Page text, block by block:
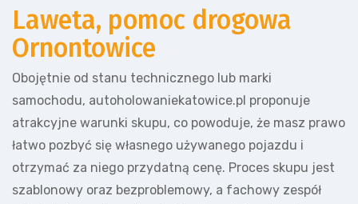
Laweta, pomoc drogowa
Ornontowice
Obojętnie od stanu technicznego lub marki
samochodu, autoholowaniekatowice.pl proponuje
atrakcyjne warunki skupu, co powoduje, że masz prawo
łatwo pozbyć się własnego używanego pojazdu i
otrzymać za niego przydatną cenę. Proces skupu jest
szablonowy oraz bezproblemowy, a fachowy zespół